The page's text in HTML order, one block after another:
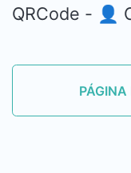
QRCode - 👤